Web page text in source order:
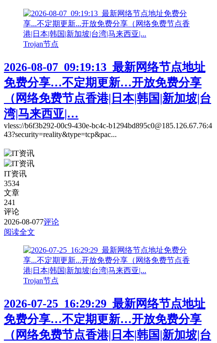
Trojan节点
2026-08-07_09:19:13_最新网络节点地址
免费分享…不定期更新…开放免费分享
（网络免费节点香港|日本|韩国|新加坡|台
湾|马来西亚|…
vless://b6f3b292-00c9-430e-bc4c-b1294bd895c0@185.126.67.76:4
43?security=reality&type=tcp&pac...
IT资讯
3534
文章
241
评论
2026-08-077评论
阅读全文
Trojan节点
2026-07-25_16:29:29_最新网络节点地址
免费分享…不定期更新…开放免费分享
（网络免费节点香港|日本|韩国|新加坡|台